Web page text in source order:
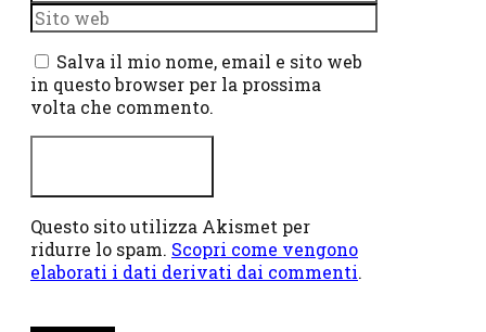
Sito
web
Salva il mio nome, email e sito web
in questo browser per la prossima
volta che commento.
Questo sito utilizza Akismet per
ridurre lo spam. Scopri come vengono
elaborati i dati derivati dai commenti.